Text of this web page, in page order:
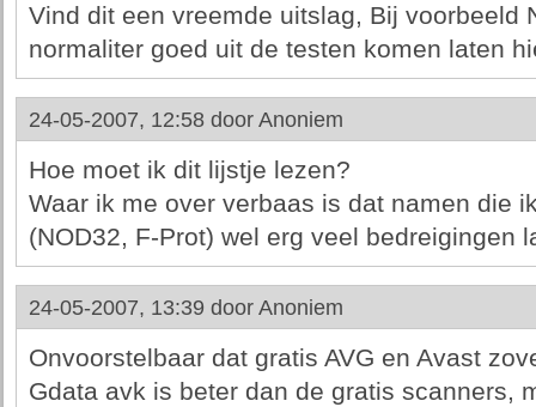
Vind dit een vreemde uitslag, Bij voorbeeld
normaliter goed uit de testen komen laten
24-05-2007, 12:58 door Anoniem
Hoe moet ik dit lijstje lezen?
Waar ik me over verbaas is dat namen die
(NOD32, F-Prot) wel erg veel bedreigingen
24-05-2007, 13:39 door Anoniem
Onvoorstelbaar dat gratis AVG en Avast
Gdata avk is beter dan de gratis scanners,